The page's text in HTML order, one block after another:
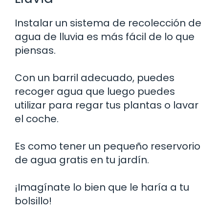
Instalar un sistema de recolección de
agua de lluvia es más fácil de lo que
piensas.
Con un barril adecuado, puedes
recoger agua que luego puedes
utilizar para regar tus plantas o lavar
el coche.
Es como tener un pequeño reservorio
de agua gratis en tu jardín.
¡Imagínate lo bien que le haría a tu
bolsillo!